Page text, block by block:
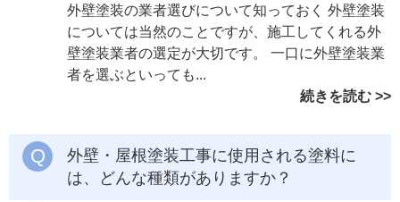
外壁塗装の業者選びについて知っておく 外壁塗装
については当然のことですが、施工してくれる外
壁塗装業者の選定が大切です。 一口に外壁塗装業
者を選ぶといっても...
続きを読む
外壁・屋根塗装工事に使用される塗料に
は、どんな種類がありますか？